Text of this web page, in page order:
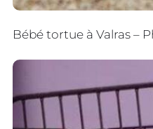
Bébé tortue à Valras –